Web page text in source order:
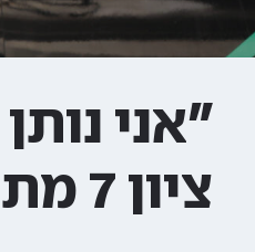
"אני
ציון 7 מתוך 10"